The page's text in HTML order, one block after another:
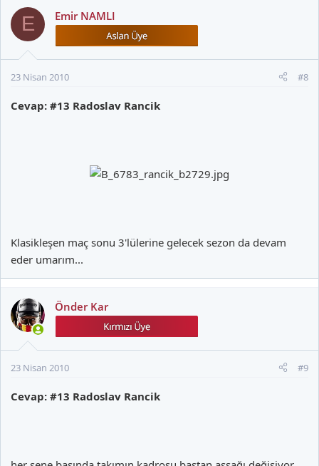
E Emir NAMLI
23 Nisan 2010 #8
Cevap: #13 Radoslav Rancik
Klasikleşen maç sonu 3'lülerine gelecek sezon da devam
eder umarım...
Önder Kar
23 Nisan 2010 #9
Cevap: #13 Radoslav Rancik